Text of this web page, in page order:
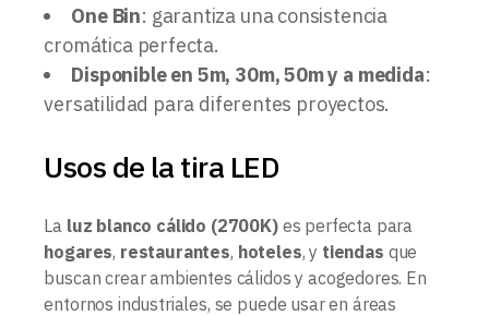
One Bin: garantiza una consistencia
cromática perfecta.
Disponible en 5m, 30m, 50m y a medida:
versatilidad para diferentes proyectos.
Usos de la tira LED
La luz blanco cálido (2700K)es perfecta para
hogares, restaurantes, hoteles, y tiendas que
buscan crear ambientes cálidos y acogedores. En
entornos industriales, se puede usar en áreas